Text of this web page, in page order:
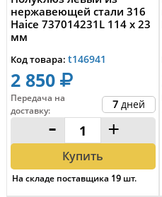
нержавеющей стали 316
Haice 737014231L 114 x 23
мм
Код товара: t146941
2 850
Передача на
доставку: 7 дней
- +
Купить
На складе поставщика 19 шт.